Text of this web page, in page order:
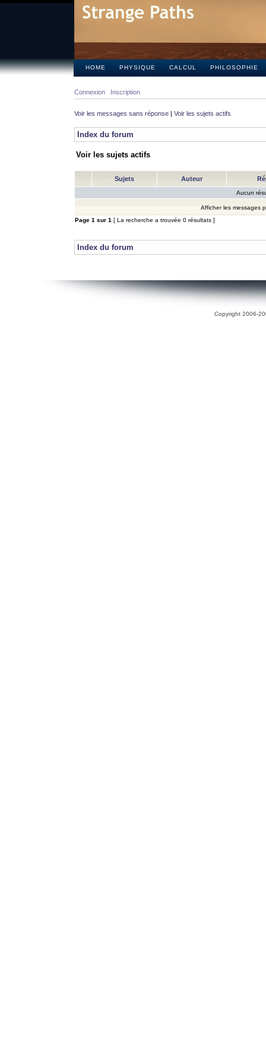
HOME PHYSIQUE CALCUL PHILOSOPHIE
Connexion Inscription
Voir les messages sans réponse | Voir les sujets actifs
Index du forum
Voir les sujets actifs
Sujets Auteur
Aucun
Afficher les messages
Page 1 sur 1 [ La recherche a trouvée 0 résultats ]
Index du forum
Copyright 2006-